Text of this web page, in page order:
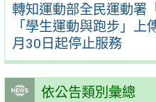
轉知運動部全民運動署
「學生運動與跑步」
月30日起停止服務
依公告類別彙總